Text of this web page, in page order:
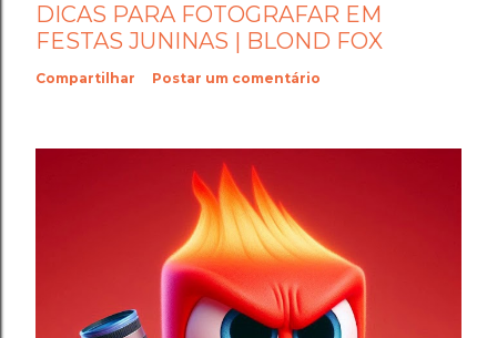
DICAS PARA FOTOGRAFAR EM
FESTAS JUNINAS | BLOND FOX
Compartilhar Postar um comentário